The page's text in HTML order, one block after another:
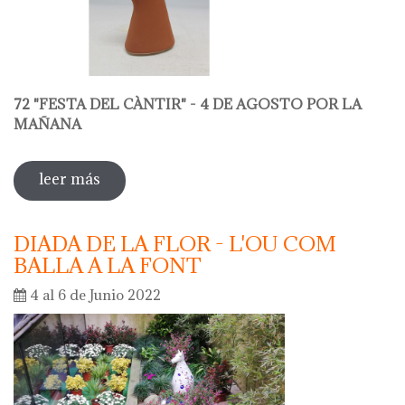
72 "FESTA DEL CÀNTIR" - 4 DE AGOSTO POR LA
MAÑANA
leer más sobre 72 "festa del càntir"
DIADA DE LA FLOR - L'OU COM
BALLA A LA FONT
4 al 6 de Junio 2022